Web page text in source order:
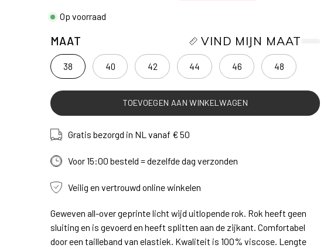
Op voorraad
MAAT VIND MIJN MAAT
38 40 42 44 46 48
TOEVOEGEN AAN WINKELWAGEN
Gratis bezorgd in NL vanaf € 50
Voor 15:00 besteld = dezelfde dag verzonden
Veilig en vertrouwd online winkelen
Geweven all-over geprinte licht wijd uitlopende rok. Rok heeft geen
sluiting en is gevoerd en heeft splitten aan de zijkant. Comfortabel
door een tailleband van elastiek. Kwaliteit is 100% viscose. Lengte